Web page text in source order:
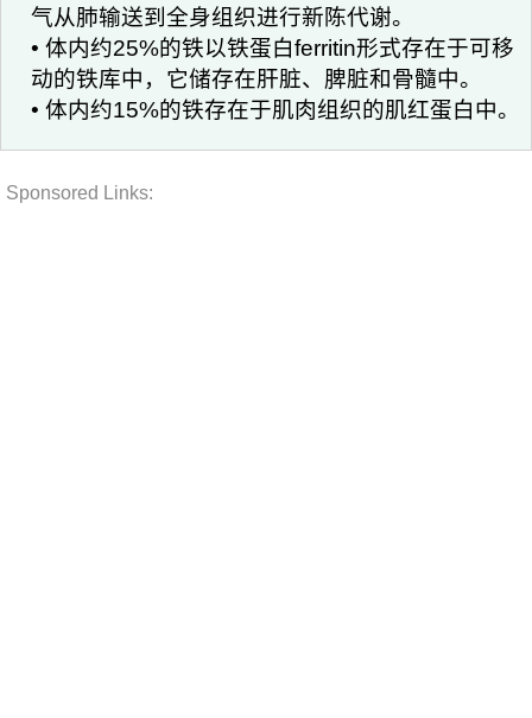
气从肺输送到全身组织进行新陈代谢。
• 体内约25%的铁以铁蛋白ferritin形式存在于可移
动的铁库中，它储存在肝脏、脾脏和骨髓中。
• 体内约15%的铁存在于肌肉组织的肌红蛋白中。
Sponsored Links: